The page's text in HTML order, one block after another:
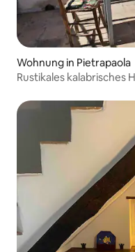
Wohnung in Pietrapaola
Rustikales kalabrisches